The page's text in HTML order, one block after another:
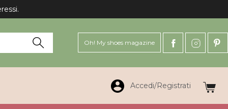
Oh! My shoes magazine
Accedi/Registrati